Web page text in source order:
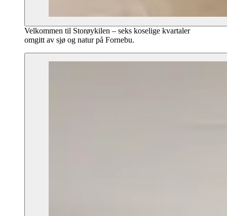
Velkommen til Storøykilen – seks koselige kvartaler
omgitt av sjø og natur på Fornebu.